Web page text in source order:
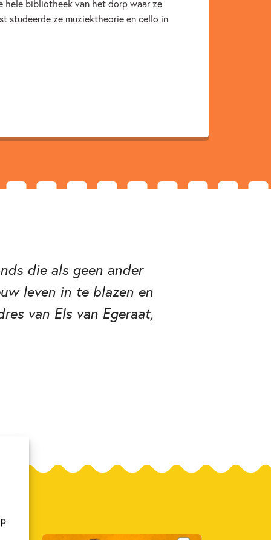
& legendes
Voor volwassenen
hele bibliotheek van het dorp waar ze
studeerde ze muziektheorie en cello in
die als geen ander
leven in te blazen en
van Els van Egeraat,